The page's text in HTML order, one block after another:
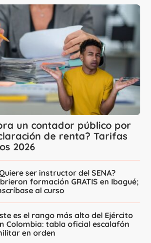
un contador público por
de renta? Tarifas
2026
ser instructor del SENA?
formación GRATIS en Ibagué;
al curso
es el rango más alto del Ejército
Colombia: tabla oficial escalafón
en orden